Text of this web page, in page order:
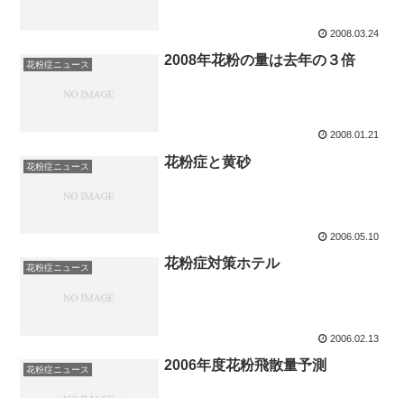
2008.03.24
花粉症ニュース 2008年花粉の量は去年の３倍
2008.01.21
花粉症ニュース 花粉症と黄砂
2006.05.10
花粉症ニュース 花粉症対策ホテル
2006.02.13
花粉症ニュース 2006年度花粉飛散量予測